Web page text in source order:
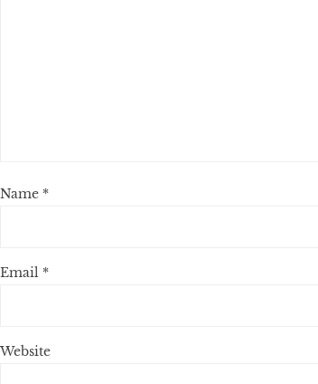
Name *
Email *
Website